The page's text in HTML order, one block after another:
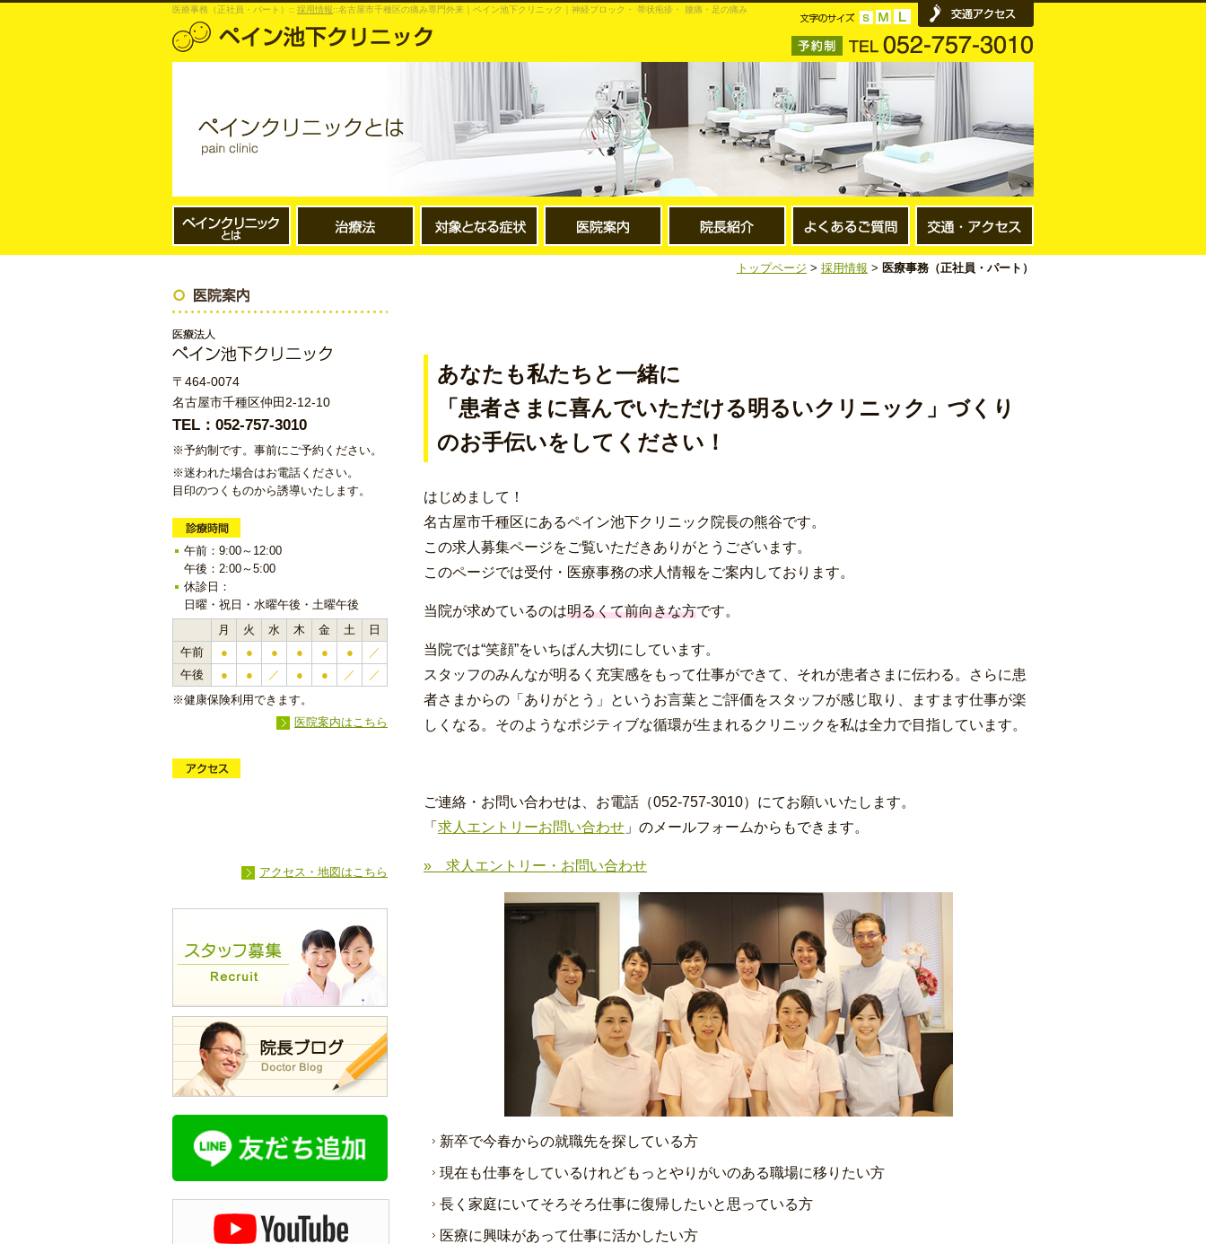
医療事務（正社員・パート）:: 採用情報::名古屋市千種区の痛み専門外来｜ペイン池下クリニック｜神経ブロック・ 帯状疱疹・ 腰痛・足の痛み
トップページ > 採用情報 > 医療事務（正社員・パート）
あなたも私たちと一緒に
「患者さまに喜んでいただける明るいクリニック」づくり
のお手伝いをしてください！
はじめまして！
名古屋市千種区にあるペイン池下クリニック院長の熊谷です。
この求人募集ページをご覧いただきありがとうございます。
このページでは受付・医療事務の求人情報をご案内しております。
当院が求めているのは明るくて前向きな方です。
当院では“笑顔”をいちばん大切にしています。
スタッフのみんなが明るく充実感をもって仕事ができて、それが患者さまに伝わる。さらに患
者さまからの「ありがとう」というお言葉とご評価をスタッフが感じ取り、ますます仕事が楽
しくなる。そのようなポジティブな循環が生まれるクリニックを私は全力で目指しています。
ご連絡・お問い合わせは、お電話（052-757-3010）にてお願いいたします。
「 求人エントリーお問い合わせ 」のメールフォームからもできます。
» 求人エントリー・お問い合わせ
新卒で今春からの就職先を探している方
現在も仕事をしているけれどもっとやりがいのある職場に移りたい方
長く家庭にいてそろそろ仕事に復帰したいと思っている方
医療に興味があって仕事に活かしたい方
〒464-0074
名古屋市千種区仲田2-12-10
TEL：052-757-3010
※予約制です。事前にご予約ください。
※迷われた場合はお電話ください。
目印のつくものから誘導いたします。
午前：9:00～12:00
午後：2:00～5:00
休診日：
日曜・祝日・水曜午後・土曜午後
月
火 水 木 金 土
日
午前
● ● ● ● ● ●
／
午後
● ● ／ ● ● ／
／
※健康保険利用できます。
医院案内はこちら
アクセス・地図はこちら